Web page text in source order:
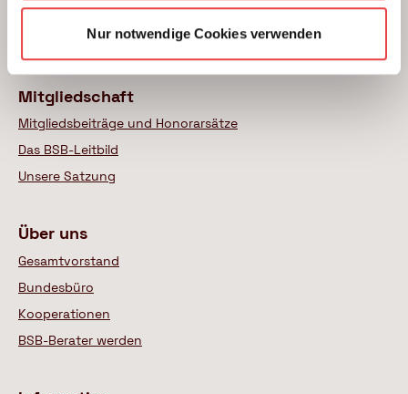
Nur notwendige Cookies verwenden
Modernisierung
Weitere Themen
Mitgliedschaft
Mitgliedsbeiträge und Honorarsätze
Das BSB-Leitbild
Unsere Satzung
Über uns
Gesamtvorstand
Bundesbüro
Kooperationen
BSB-Berater werden